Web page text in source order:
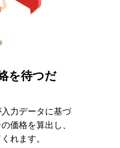
を待つだ
力データに基づ
価格を算出し、
れます。